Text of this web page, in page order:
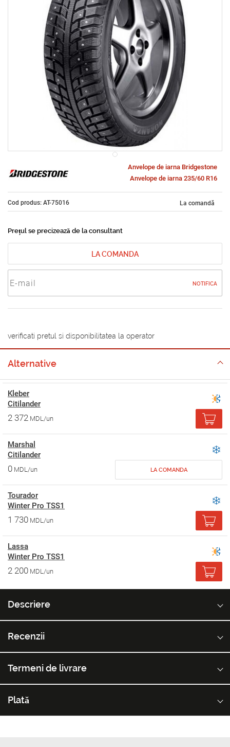
Anvelope de iarna Bridgestone
Anvelope de iarna 235/60 R16
Cod produs: AT-75016 La comandă
Prețul se precizează de la consultant
LA COMANDA
NOTIFICA
verificati pretul si disponibilitatea la operator
Alternative
Kleber
Citilander
2 372 MDL/un
Marshal
Citilander
0 MDL/un LA COMANDA
Tourador
Winter Pro TSS1
1 730 MDL/un
Lassa
Winter Pro TSS1
2 200 MDL/un
Descriere
Recenzii
Termeni de livrare
Plată